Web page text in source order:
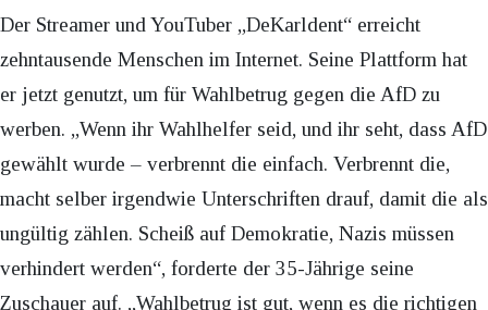
Der Streamer und YouTuber „DeKarldent“ erreicht
zehntausende Menschen im Internet. Seine Plattform hat
er jetzt genutzt, um für Wahlbetrug gegen die AfD zu
werben. „Wenn ihr Wahlhelfer seid, und ihr seht, dass AfD
gewählt wurde – verbrennt die einfach. Verbrennt die,
macht selber irgendwie Unterschriften drauf, damit die als
ungültig zählen. Scheiß auf Demokratie, Nazis müssen
verhindert werden“, forderte der 35-Jährige seine
Zuschauer auf. „Wahlbetrug ist gut, wenn es die richtigen